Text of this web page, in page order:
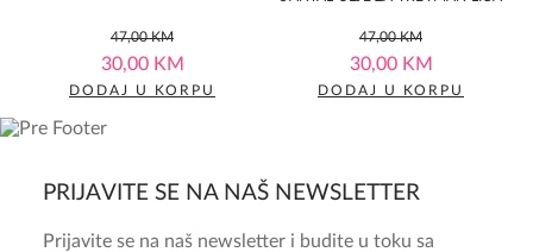
0,0
rating
47,00KM
47,00 KM.
30,00 KM
30,00 KM.
DODAJ U KORPU
0,0
rating
47,00KM
47,00 KM.
30,00 KM
30,00 KM.
DODAJ U KORPU
PRIJAVITE SE NA NAŠ NEWSLETTER
Prijavite se na naš newsletter i budite u toku sa